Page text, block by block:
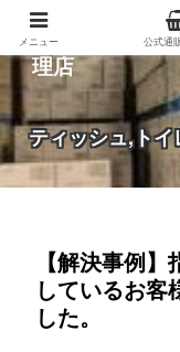
紙（家庭紙・
理店
ティッシュ,ト
【解決事例
しているお客
した。
メニュー 公式通